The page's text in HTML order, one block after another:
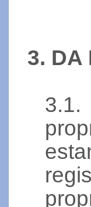
3. DA
3.1.